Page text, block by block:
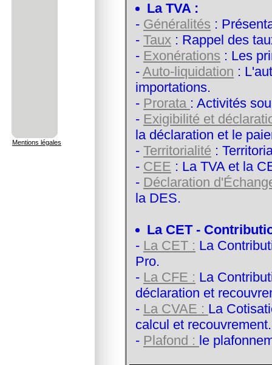
Mentions légales
La TVA :
- Généralités :
- Taux : Rappel des
- Exonérations : Les
- Auto-liquidation :
importations.
- Prorata : Activités
- Exigibilité et
la déclaration et le
- Territorialité :
- CEE : La TVA et la
- Déclaration
la DES.
La CET -
- La CET : La
Pro.
- La CFE : La
déclaration et
- La CVAE : La
calcul et recouvrement.
- Plafond : le